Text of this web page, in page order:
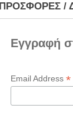
ΠΡΟΣΦΟΡΕΣ /
Εγγραφή
Email Address*